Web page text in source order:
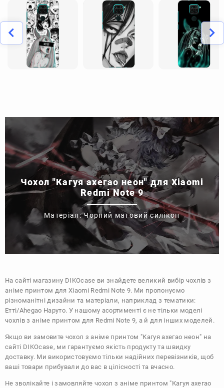
Чохол "Кагуя ахегао неон" для Xiaomi
Redmi Note 9
Матеріал: Чорний матовий силікон
На сайті магазину DIKOcase ви знайдете великий вибір чохлів з
аніме принтом для Xiaomi Redmi Note 9. Ми пропонуємо
різноманітні дизайни та матеріали, наприклад з тематики:
Етті/Ahegao Наруто. У нашому асортименті є не тільки моделі
чохлів з аніме принтом для Redmi Note 9, а й для інших моделей.
Якщо ви замовите чохол з аніме принтом "Кагуя ахегао неон" на
сайті DIKOcase, ми гарантуємо якість продукту та швидку
доставку. Ми використовуємо тільки надійних перевізників, щоб
ваші товари прибували до вас в цілісності та вчасно.
Не зволікайте і замовляйте чохол з аніме принтом "Кагуя ахегао